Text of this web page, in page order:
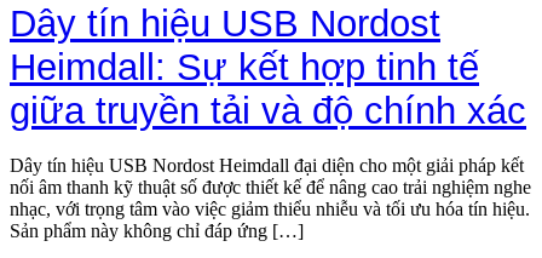
Dây tín hiệu USB Nordost
Heimdall: Sự kết hợp tinh tế
giữa truyền tải và độ chính xác
Dây tín hiệu USB Nordost Heimdall đại diện cho một giải pháp kết
nối âm thanh kỹ thuật số được thiết kế để nâng cao trải nghiệm nghe
nhạc, với trọng tâm vào việc giảm thiểu nhiễu và tối ưu hóa tín hiệu.
Sản phẩm này không chỉ đáp ứng […]